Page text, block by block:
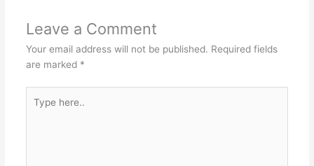
Leave a Comment
Your email address will not be published. Required fields
are marked *
here..